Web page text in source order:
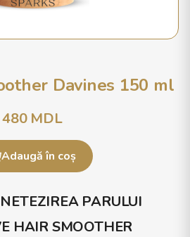
Davines 150 ml
480MDL
Adaugă în coș
PARULUI
HAIR SMOOTHER